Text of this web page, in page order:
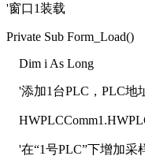
'窗口1装载
Private Sub Form_Load()
Dim i As Long
'添加1台PLC，PLC地
'在“1号PLC”下增加采